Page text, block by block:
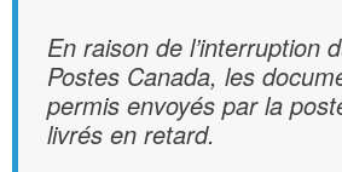
En raison de l’interruption
Postes Canada, les
permis envoyés par la
livrés en retard.